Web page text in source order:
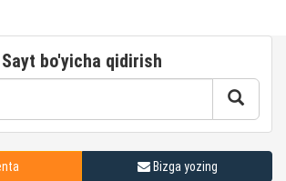
Sayt bo'yicha qidirish
Bizga yozing